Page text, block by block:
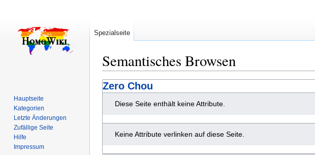
Semantisches Browsen
Zur
Navigation
springen
Zur
Suche
springen
Zero Chou
Diese Seite enthält keine Attribute.
Keine Attribute verlinken auf diese Seite.
Spezialseite
Hauptseite
Kategorien
Letzte Änderungen
Zufällige Seite
Hilfe
Impressum